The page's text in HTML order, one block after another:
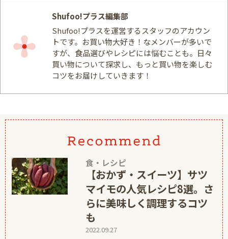
Shufoo!プラス編集部
Shufoo!プラスを運営するスタッフのアカウン
トです。お買い物大好き！なメンバーが多いで
すが、食品選びやレシピには悩むことも。日々
買い物について探求し、もっと買い物を楽しむ
コツをお届けしていきます！
食・レシピ
【おかず・スイーツ】サツ
マイモの人気レシピ8選。さ
らに美味しく調理するコツ
も
2022.09.27